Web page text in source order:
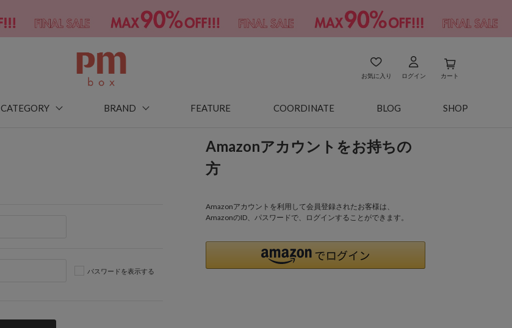
お気に入り ログイン カート
CATEGORY BRAND FEATURE COORDINATE BLOG SHOP
パスワードを表示する
Amazonアカウントをお持ちの
方
Amazonアカウントを利用して会員登録されたお客様は、
AmazonのID、パスワードで、ログインすることができます。